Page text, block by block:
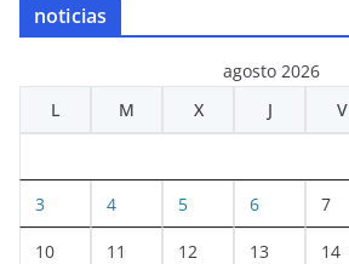
noticias
agosto 2026
L
M X J V
3 4 5 6 7
10 11 12 13 14